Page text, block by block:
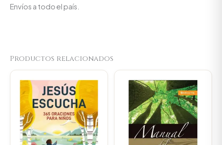
Envíos a todo el país.
Productos relacionados
price
was:
$80.100.
Current
price
is:
price
was:
$57.200.
Current
price
is: